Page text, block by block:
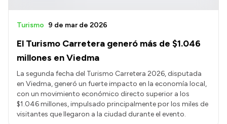
El Turismo Carretera generó más de $1.046
millones en Viedma
Turismo 9 de mar de 2026
La segunda fecha del Turismo Carretera 2026, disputada
en Viedma, generó un fuerte impacto en la economía local,
con un movimiento económico directo superior a los
$1.046 millones, impulsado principalmente por los miles de
visitantes que llegaron a la ciudad durante el evento.